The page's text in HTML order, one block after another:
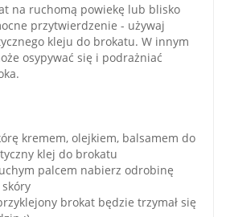
na ruchomą powiekę lub blisko
przytwierdzenie - używaj
kleju do brokatu. W innym
osypywać się i podrażniać
kremem, olejkiem, balsamem do
klej do brokatu
palcem nabierz odrobinę
brokat będzie trzymał się